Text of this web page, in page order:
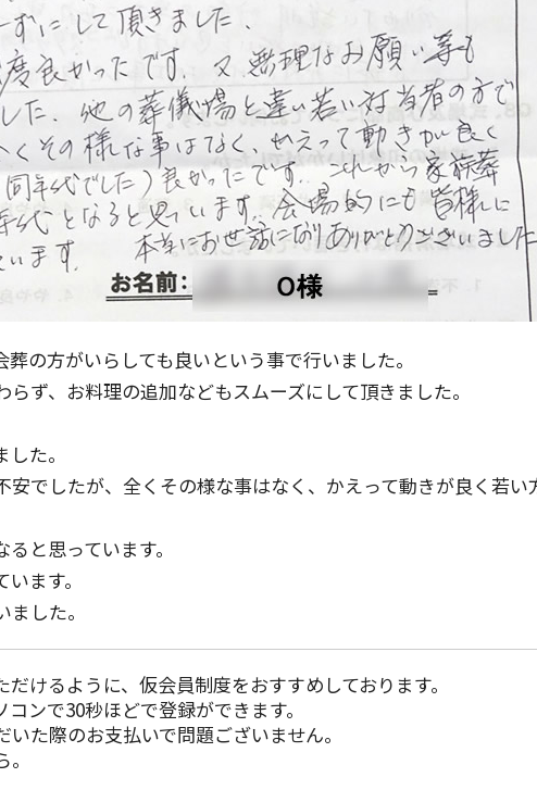
の方がいらしても良いという事で行いました。
ず、お料理の追加などもスムーズにして頂きました。
た。
でしたが、全くその様な事はなく、かえって動きが良く若い
と思っています。
ます。
した。
けるように、仮会員制度をおすすめしております。
ンで30秒ほどで登録ができます。
た際のお支払いで問題ございません。